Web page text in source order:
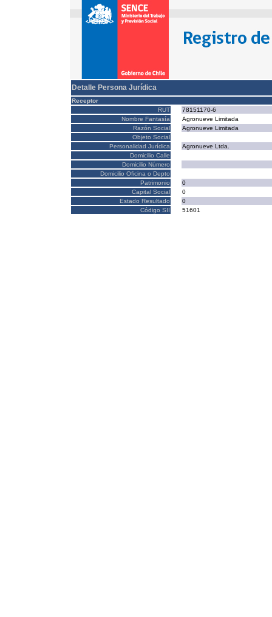
Detalle Persona Jurídica
Receptor
RUT
78151170-6
Nombre Fantasía
Agronueve Limitada
Razón Social
Agronueve Limitada
Objeto Social
Personalidad Jurídica
Agronueve Ltda.
Domicilio Calle
Domicilio Número
Domicilio Oficina o Depto
Patrimonio
0
Capital Social
0
Estado Resultado
0
Código SII
51601